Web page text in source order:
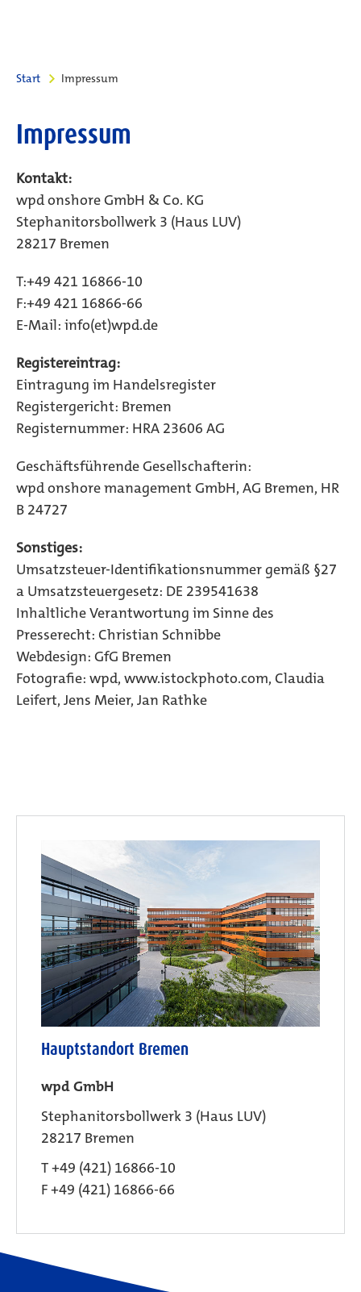
Start Impressum
Impressum
Kontakt:
wpd onshore GmbH & Co. KG
Stephanitorsbollwerk 3 (Haus LUV)
28217 Bremen
T:+49 421 16866-10
F:+49 421 16866-66
E-Mail: info(et)wpd.de
Registereintrag:
Eintragung im Handelsregister
Registergericht: Bremen
Registernummer: HRA 23606 AG
Geschäftsführende Gesellschafterin:
wpd onshore management GmbH, AG Bremen, HR
B 24727
Sonstiges:
Umsatzsteuer-Identifikationsnummer gemäß §27
a Umsatzsteuergesetz: DE 239541638
Inhaltliche Verantwortung im Sinne des
Presserecht: Christian Schnibbe
Webdesign: GfG Bremen
Fotografie: wpd, www.istockphoto.com, Claudia
Leifert, Jens Meier, Jan Rathke
Hauptstandort Bremen
wpd GmbH
Stephanitorsbollwerk 3 (Haus LUV)
28217 Bremen
T +49 (421) 16866-10
F +49 (421) 16866-66